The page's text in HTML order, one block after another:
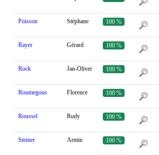
Poisson Stéphane 100 %
Rayer Gérard 100 %
Rock Jan-Oliver 100 %
Roumegous Florence 100 %
Roussel Rudy 100 %
Steiner Armin 100 %